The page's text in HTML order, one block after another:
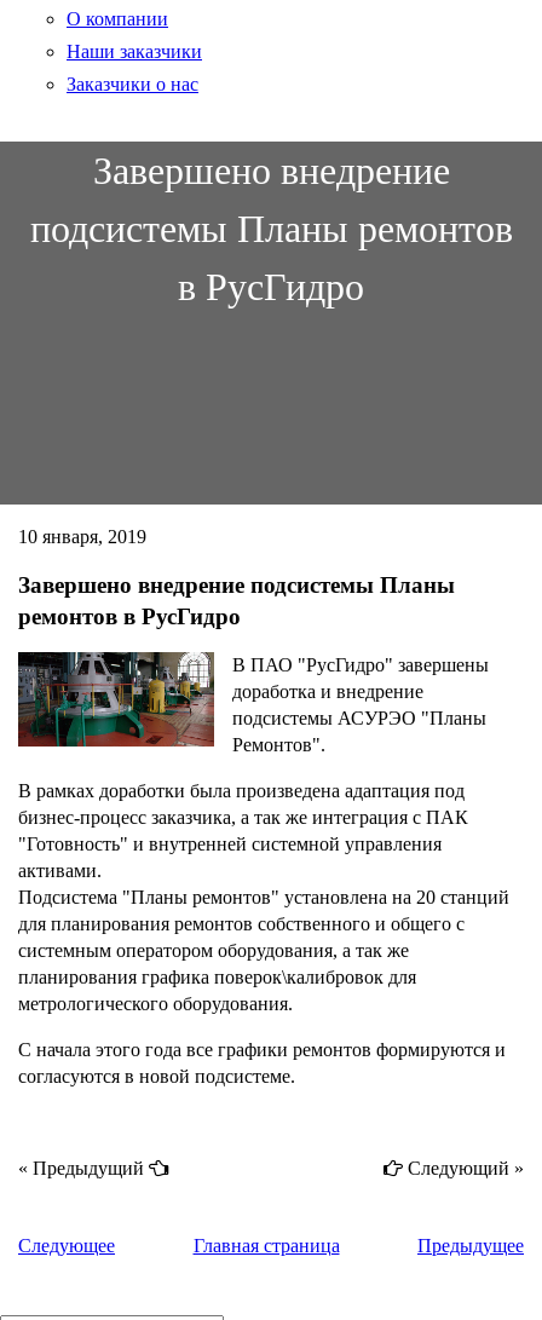
О компании
Наши заказчики
Заказчики о нас
Завершено внедрение
подсистемы Планы ремонтов
в РусГидро
10 января, 2019
Завершено внедрение подсистемы Планы
ремонтов в РусГидро
В ПАО "РусГидро" завершены
доработка и внедрение
подсистемы АСУРЭО "Планы
Ремонтов".
В рамках доработки была произведена адаптация под
бизнес-процесс заказчика, а так же интеграция с ПАК
"Готовность" и внутренней системной управления
активами.
Подсистема "Планы ремонтов" установлена на 20 станций
для планирования ремонтов собственного и общего с
системным оператором оборудования, а так же
планирования графика поверок\калибровок для
метрологического оборудования.
С начала этого года все графики ремонтов формируются и
согласуются в новой подсистеме.
« Предыдущий Следующий »
Следующее Предыдущее
Главная страница